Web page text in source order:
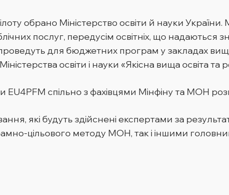
обрано Міністерство освіти й науки
послуг, передусім освітніх, що надаються
для бюджетних програм у закладах
освіти і науки «Якісна вища освіта та
EU4PFM спільно з фахівцями Мінфіну та МОН
які будуть здійснені експертами за
цільового методу МОН, так і іншими